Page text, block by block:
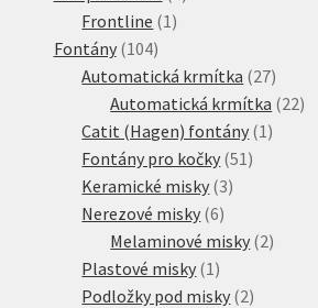
Frontline 1 1
Fontány 104104
produktů
Automatická krmítka 2727
Automatická krmítka 2222
Catit (Hagen) fontány 1 1
Fontány pro kočky 51 51
Keramické misky 33
Nerezové misky 66
produktů
Melaminové misky 22
Plastové misky 1 1
produkt
Podložky pod misky 22